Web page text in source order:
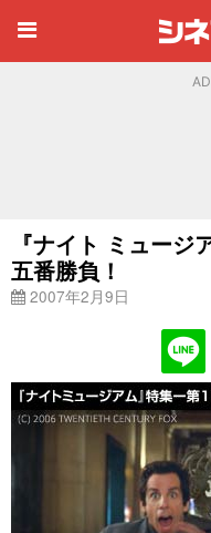
『ナイト ミュー
五番勝負！
2007年2月9日